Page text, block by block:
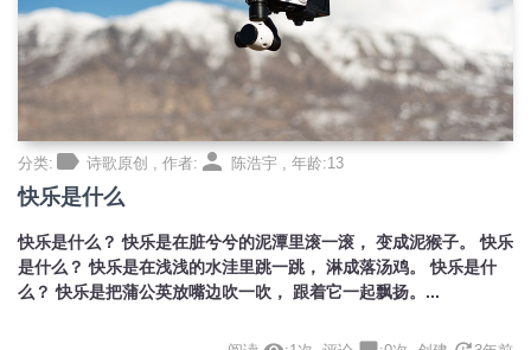
分类: label 诗歌原创 , 作者: person 陈浩宇 , 年龄:13
快乐是什么
快乐是什么？ 快乐是在脏兮兮的泥潭里滚一滚， 变成泥猴子。 快乐
是什么？ 快乐是在浅浅的水洼里跳一跳， 淋成落汤鸡。 快乐是什
么？ 快乐是把蒲公英放嘴边吹一吹， 跟着它一起飘扬。...